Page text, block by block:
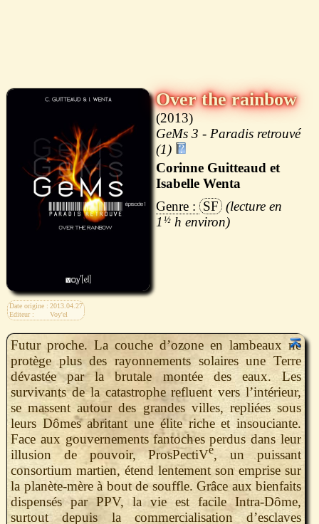
Date origine : 2013.04.27
Editeur :
Voy'el
Over the rainbow
2013
GeMs 3 - Paradis retrouvé
(1)
Corinne Guitteaud et
Isabelle Wenta
SF
1 ½ h
Futur proche. La couche d’ozone en lambeaux ne
protège plus des rayonnements solaires une Terre
dévastée par la brutale montée des eaux. Les
survivants de la catastrophe refluent vers l’intérieur,
se massent autour des grandes villes, repliées sous
leurs Dômes abritant une élite riche et insouciante.
Face aux gouvernements fantoches perdus dans leur
illusion de pouvoir, ProsPectiVe, un puissant
consortium martien, étend lentement son emprise sur
la planète-mère à bout de souffle. Grâce aux bienfaits
dispensés par PPV, la vie est facile Intra-Dôme,
surtout depuis la commercialisation d’esclaves